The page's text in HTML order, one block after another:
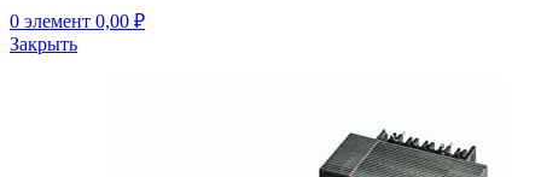
0 элемент 0,00 ₽
Закрыть